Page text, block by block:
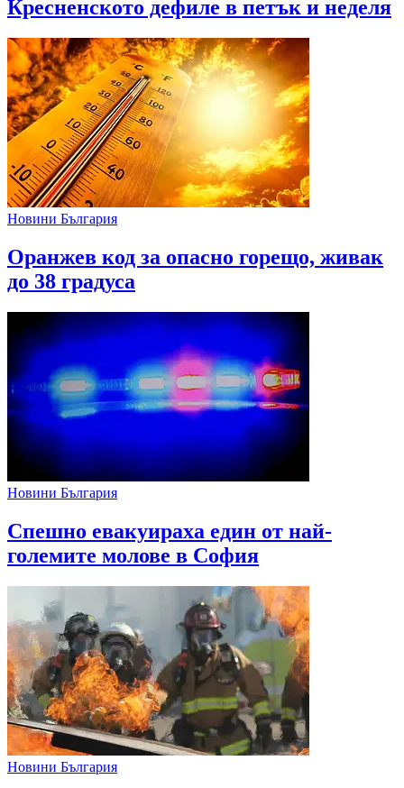
Кресненското дефиле в петък и неделя
Новини България
Оранжев код за опасно горещо, живак
до 38 градуса
Новини България
Спешно евакуираха един от най-
големите молове в София
Новини България